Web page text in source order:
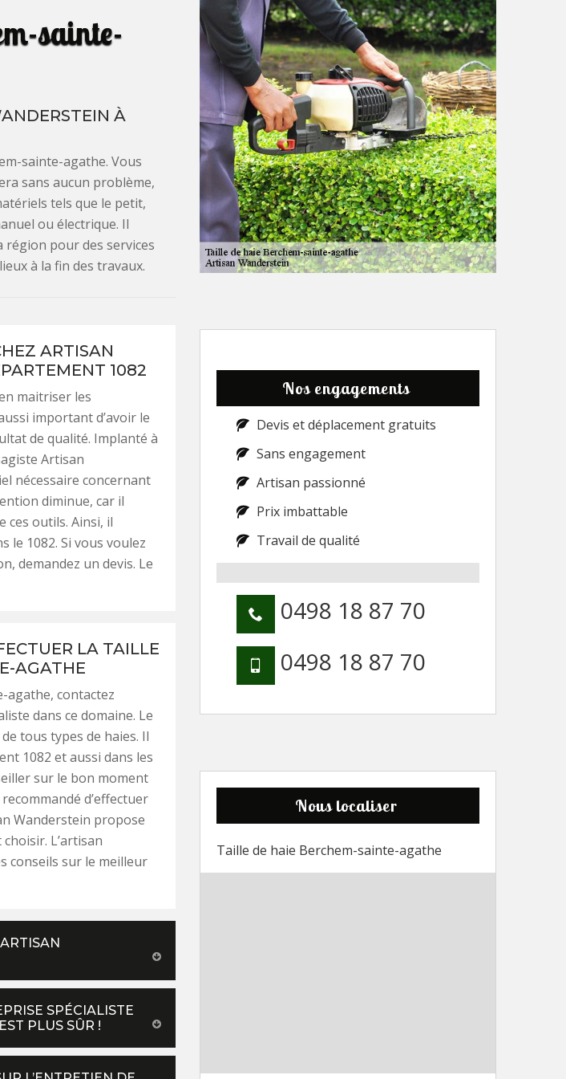
sainte-
À
sainte-agathe. Vous
sans aucun problème,
tels que le petit,
ou électrique. Il
région pour des services
à la fin des travaux.
ARTISAN
1082
maitriser les
important d’avoir le
de qualité. Implanté à
Artisan
nécessaire concernant
diminue, car il
ces outils. Ainsi, il
le 1082. Si vous voulez
demandez un devis. Le
LA TAILLE
AGATHE
agathe, contactez
dans ce domaine. Le
tous types de haies. Il
1082 et aussi dans les
sur le bon moment
d’effectuer
Wanderstein propose
L’artisan
conseils sur le meilleur
SPÉCIALISTE
PLUS SÛR !
Nos engagements
Devis et déplacement gratuits
Sans engagement
Artisan passionné
Prix imbattable
Travail de qualité
0498 18 87 70
0498 18 87 70
Nous localiser
Taille de haie Berchem-sainte-agathe